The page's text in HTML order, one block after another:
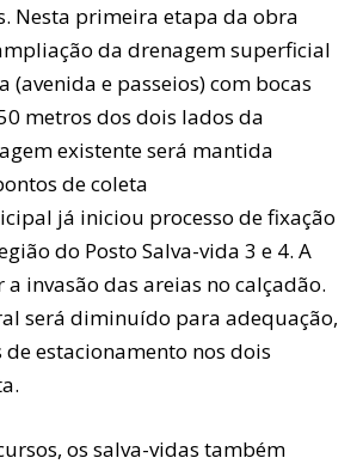
Nesta primeira etapa da obra
da drenagem superficial
(avenida e passeios) com bocas
metros dos dois lados da
existente será mantida
de coleta
já iniciou processo de fixação
do Posto Salva-vida 3 e 4. A
invasão das areias no calçadão.
será diminuído para adequação,
de estacionamento nos dois
os salva-vidas também